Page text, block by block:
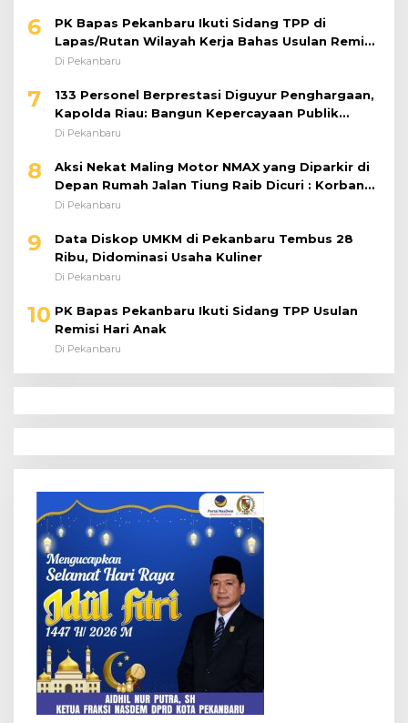
7
133 Personel Berprestasi Diguyur Penghargaan,
Kapolda Riau: Bangun Kepercayaan Publik
dengan Karya Nyata
Di Pekanbaru
8
Aksi Nekat Maling Motor NMAX yang Diparkir di
Depan Rumah Jalan Tiung Raib Dicuri : Korban
Minta Pelaku Ditangkap Pihak Kepolisian
Di Pekanbaru
9
Data Diskop UMKM di Pekanbaru Tembus 28
Ribu, Didominasi Usaha Kuliner
Di Pekanbaru
10
PK Bapas Pekanbaru Ikuti Sidang TPP Usulan
Remisi Hari Anak
Di Pekanbaru